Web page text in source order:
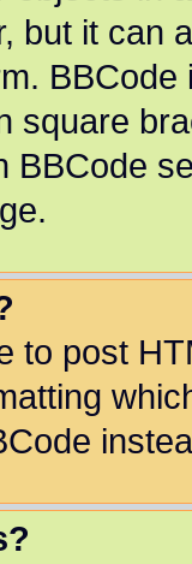
but it can
square
BBCode
to post